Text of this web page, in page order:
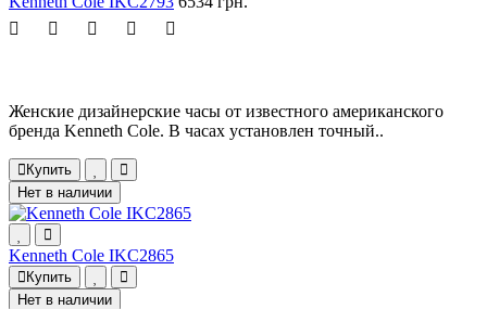
Женские дизайнерские часы от известного американского
бренда Kenneth Cole. В часах установлен точный..
Купить
Нет в наличии
Kenneth Cole IKC2865
Купить
Нет в наличии